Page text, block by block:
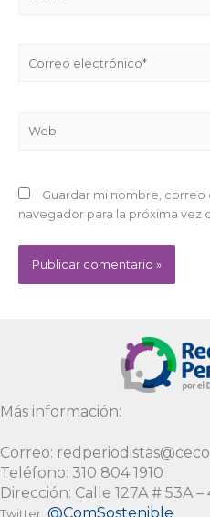
electrónico*
Guardar mi nombre,
navegador para la próxima vez
Más información:
Correo:
Teléfono: 310 804 1910
Dirección: Calle 127A # 53A –
Twitter: @ComSostenible